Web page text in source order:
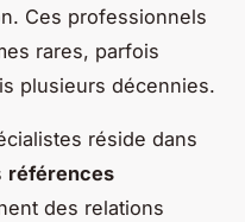
Ces professionnels
rares, parfois
plusieurs décennies.
réside dans
références
des relations